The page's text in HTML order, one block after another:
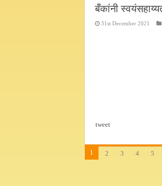
बँकांनी
31st December 2021
tweet
1 2 3 4 5